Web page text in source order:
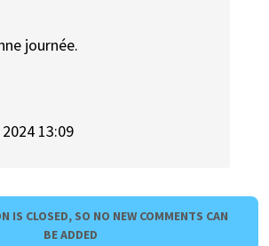
journée.
13:09
IS CLOSED, SO NO NEW COMMENTS CAN
BE ADDED